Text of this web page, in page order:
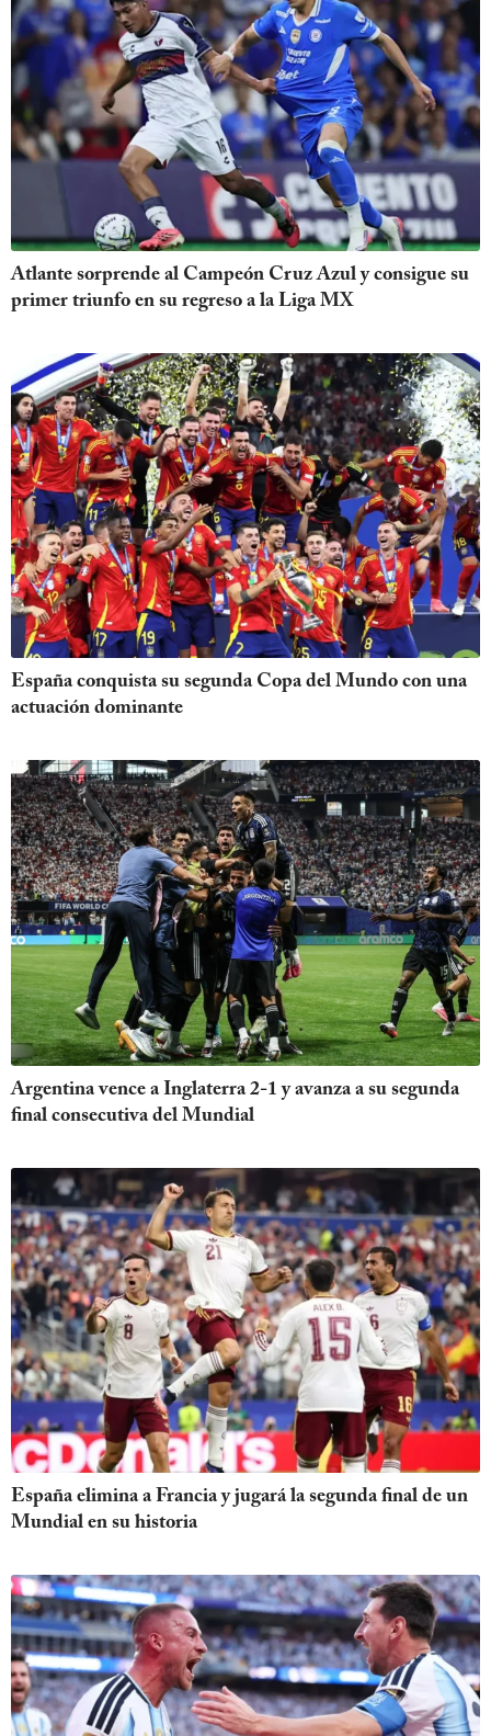
Atlante sorprende al Campeón Cruz Azul y consigue su
primer triunfo en su regreso a la Liga MX
España conquista su segunda Copa del Mundo con una
actuación dominante
Argentina vence a Inglaterra 2-1 y avanza a su segunda
final consecutiva del Mundial
España elimina a Francia y jugará la segunda final de un
Mundial en su historia